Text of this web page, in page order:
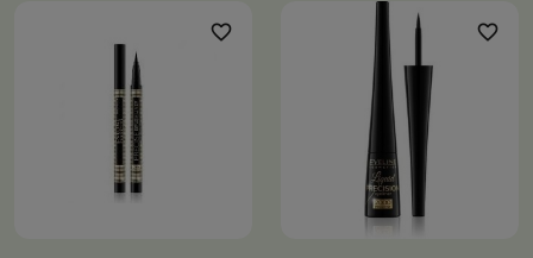
favorite_border favorite_border